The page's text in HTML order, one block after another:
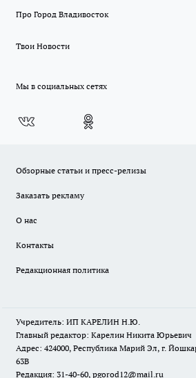
Про Город Владивосток
Твои Новости
Мы в социальных сетях
Обзорные статьи и пресс-релизы
Заказать рекламу
О нас
Контакты
Редакционная политика
Учредитель: ИП КАРЕЛИН Н.Ю.
Главный редактор: Карелин Никита Юрьевич
Адрес: 424000, Республика Марий Эл, г.
63В
Редакция: 31-40-60, pgorod12@mail.ru